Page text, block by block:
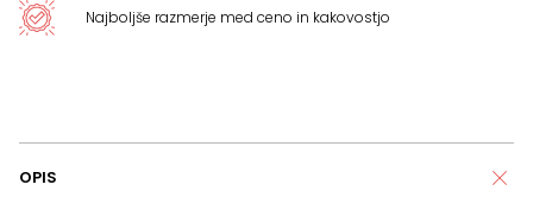
Najboljše razmerje med ceno in kakovostjo
OPIS